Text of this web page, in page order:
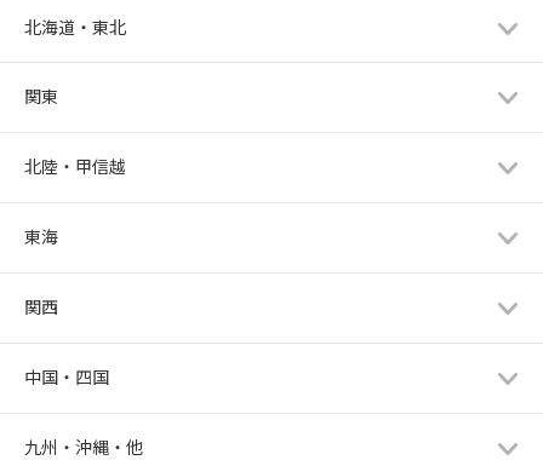
北海道・東北
関東
北陸・甲信越
東海
関西
中国・四国
九州・沖縄・他